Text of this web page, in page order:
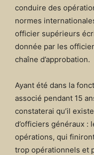
conduire des
normes
officier supérieurs
donnée par les
chaîne d’approbation.
Ayant été dans la
associé pendant 15
constaterai qu’il
d’officiers généraux :
opérations, qui
trop opérationnels et